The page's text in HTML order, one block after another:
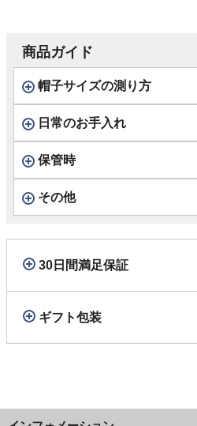
商品ガイド
帽子サイズの測り方
日常のお手入れ
保管時
その他
30日間満足保証
ギフト包装